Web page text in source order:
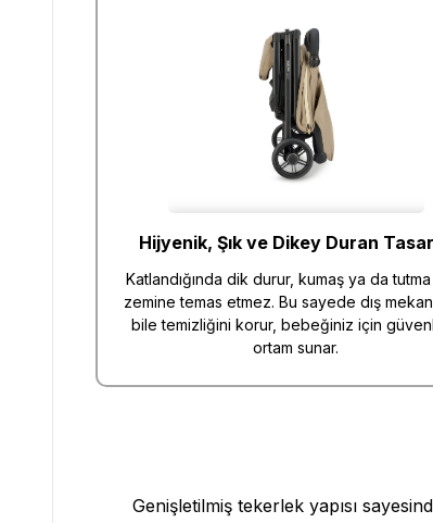
Hijyenik, Şık ve Dikey Duran
Katlandığında dik durur, kumaş ya da
zemine temas etmez. Bu sayede dış
bile temizliğini korur, bebeğiniz için
ortam sunar.
Genişletilmiş tekerlek yapısı